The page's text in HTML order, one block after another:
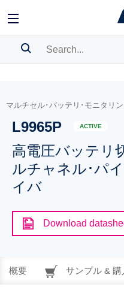
BOOKMARK
Pleaselog in to show your
マルチセル･バッテリ･モニタリ
L9965P ACTIVE
高電圧バッテリ
ルチャネル･パ
イバ
Download
概要 サンプル & 購